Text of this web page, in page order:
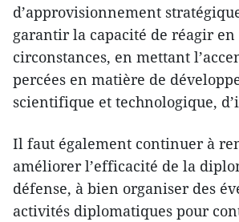
d’approvisionnement
garantir la capacité de réagir en
circonstances, en mettant
percées en matière de
scientifique et technologique,
Il faut également continuer à
améliorer l’efficacité de la
défense, à bien organiser des
activités diplomatiques pour